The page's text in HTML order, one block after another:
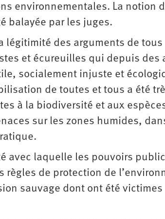
environnementales. La notion
balayée par les juges.
légitimité des arguments de
et écureuilles qui depuis des
socialement injuste et
de toutes et tous a été
à la biodiversité et aux
sur les zones humides,
avec laquelle les pouvoirs
règles de protection de
sauvage dont ont été victimes